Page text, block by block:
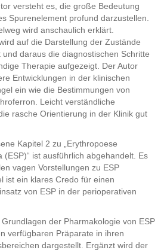
versteht es, die große Bedeutung
Spurenelement profund darzustellen.
wird anschaulich erklärt.
auf die Darstellung der Zustände
daraus die diagnostischen Schritte
Therapie aufgezeigt. Der Autor
Entwicklungen in der klinischen
ein wie die Bestimmungen von
Leicht verständliche
rasche Orientierung in der Klinik gut
Kapitel 2 zu „Erythropoese
ist ausführlich abgehandelt. Es
vagen Vorstellungen zu ESP
ist ein klares Credo für einen
von ESP in der perioperativen
der Pharmakologie von ESP
verfügbaren Präparate in ihren
dargestellt. Ergänzt wird der